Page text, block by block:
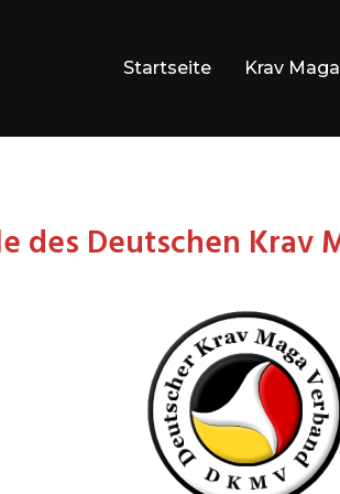
Startseite Krav Maga
des Deutschen Krav